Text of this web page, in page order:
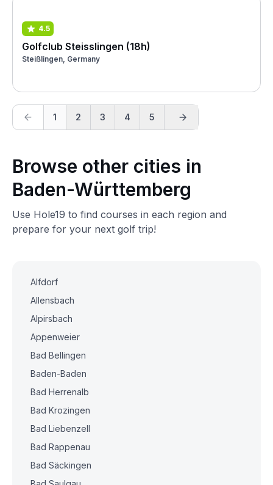
4.5
Golfclub Steisslingen (18h)
Steißlingen, Germany
1 2 3 4 5
Browse other cities in
Baden-Württemberg
Use Hole19 to find courses in each region and
prepare for your next golf trip!
Alfdorf
Allensbach
Alpirsbach
Appenweier
Bad Bellingen
Baden-Baden
Bad Herrenalb
Bad Krozingen
Bad Liebenzell
Bad Rappenau
Bad Säckingen